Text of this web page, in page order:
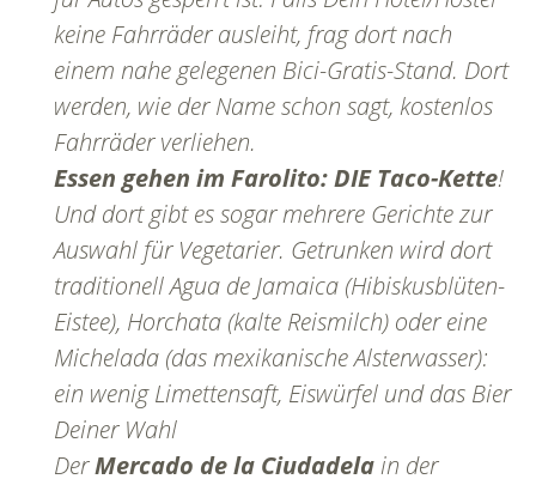
keine Fahrräder ausleiht, frag dort nach
einem nahe gelegenen Bici-Gratis-Stand. Dort
werden, wie der Name schon sagt, kostenlos
Fahrräder verliehen.
Essen gehen im Farolito: DIE Taco-Kette!
Und dort gibt es sogar mehrere Gerichte zur
Auswahl für Vegetarier. Getrunken wird dort
traditionell Agua de Jamaica (Hibiskusblüten-
Eistee), Horchata (kalte Reismilch) oder eine
Michelada (das mexikanische Alsterwasser):
ein wenig Limettensaft, Eiswürfel und das Bier
Deiner Wahl
DerMercado de la Ciudadelain der